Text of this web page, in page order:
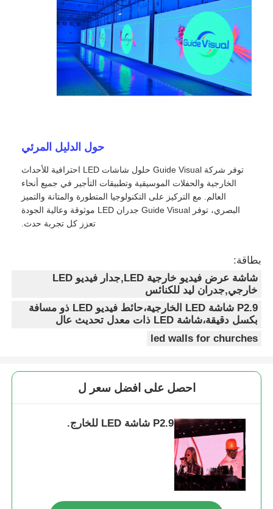
حول الدليل المرئي
توفر شركة Guide Visual حلول شاشات LED احترافية للأحداث
الخارجية والحفلات الموسيقية وتطبيقات التأجير في جميع أنحاء
العالم. مع التركيز على التكنولوجيا المتطورة والمتانة والتميز
البصري، توفر Guide Visual جدران LED موثوقة وعالية الجودة
تعزز كل تجربة حدث.
بطاقة:
شاشة عرض فيديو خارجية LED,جدار فيديو LED
خارجي,جدران ليد للكنائس
P2.9 شاشة LED الخارجية،حائط فيديو LED ذو مسافة
بكسل دقيقة،شاشة LED ذات معدل تحديث عال
led walls for churches
احصل على افضل سعر ل
P2.9 شاشة LED للخارج.